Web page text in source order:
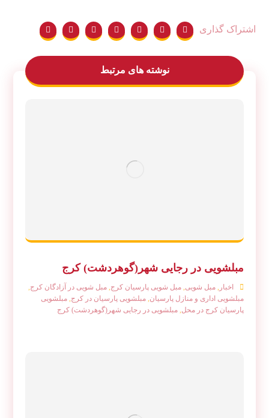
نوشته های مرتبط
مبلشویی در رجایی شهر(گوهردشت) کرج
اخبار ,مبل شویی,مبل شویی پارسیان کرج,مبل شویی در آزادگان کرج,
مبلشویی اداری و منازل پارسیان,مبلشویی پارسیان در کرج,مبلشویی
پارسیان کرج در محل,مبلشویی در رجایی شهر(گوهردشت) کرج